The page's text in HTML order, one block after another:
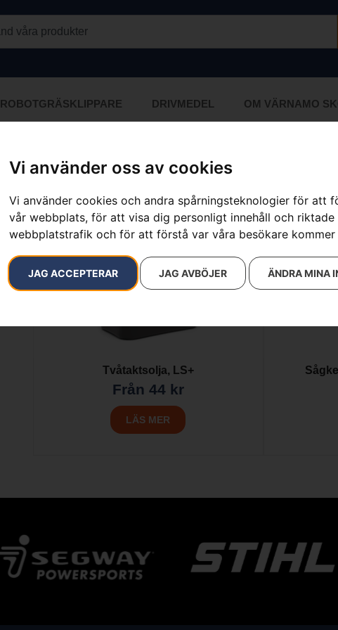
Vi använder oss av cookies
Vi använder cookies och andra spårningsteknologier för att
vår webbplats, för att visa dig personligt innehåll och riktade
webbplatstrafik och för att förstå var våra besökare kommer
JAG ACCEPTERAR JAG AVBÖJER ÄNDRA MINA
ROBOTGRÄSKLIPPARE DRIVMEDEL OM VÄRNAMO
Tvåtaktsolja, LS+
Från 44 kr
LÄS MER